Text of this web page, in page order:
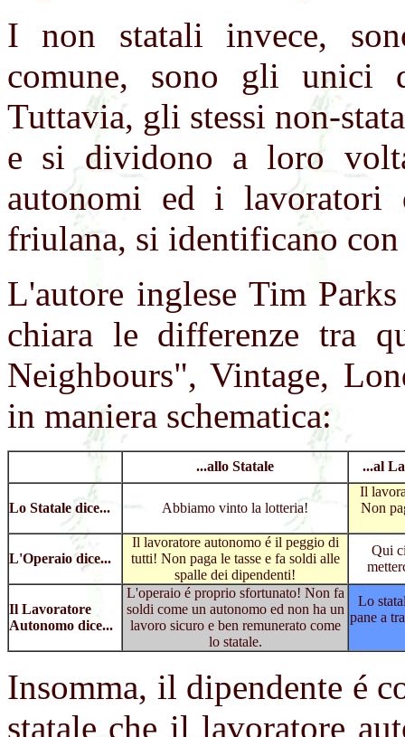
I non statali invece,
comune, sono gli unici
Tuttavia, gli stessi non-
e si dividono a loro
autonomi ed i lavoratori
friulana, si identificano
L'autore inglese Tim
chiara le differenze tra
Neighbours", Vintage,
in maniera schematica:
...allo Statale ...al
Lo Statale dice... Abbiamo vinto la lotteria!
Il
Non
L'Operaio dice...
Il lavoratore autonomo é il peggio di
tutti! Non paga le tasse e fa soldi alle
spalle dei dipendenti!
Qui
Il Lavoratore
Autonomo dice...
L'operaio é proprio sfortunato! Non fa
soldi come un autonomo ed non ha un
lavoro sicuro e ben remunerato come
lo statale.
Lo
pane a
Insomma, il dipendente é
statale che il lavoratore